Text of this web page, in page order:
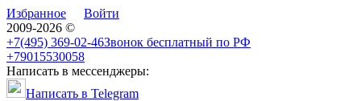
Избранное
Войти
2009-2026 ©
+7(495) 369-02-46Звонок бесплатный по РФ
+79015530058
Написать в мессенджеры:
Написать в Telegram